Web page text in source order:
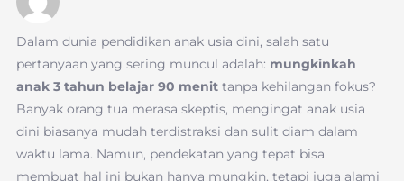
Dalam dunia pendidikan anak usia dini, salah satu
pertanyaan yang sering muncul adalah: mungkinkah
anak 3 tahun belajar 90 menittanpa kehilangan fokus?
Banyak orang tua merasa skeptis, mengingat anak usia
dini biasanya mudah terdistraksi dan sulit diam dalam
waktu lama. Namun, pendekatan yang tepat bisa
membuat hal ini bukan hanya mungkin, tetapi juga alami